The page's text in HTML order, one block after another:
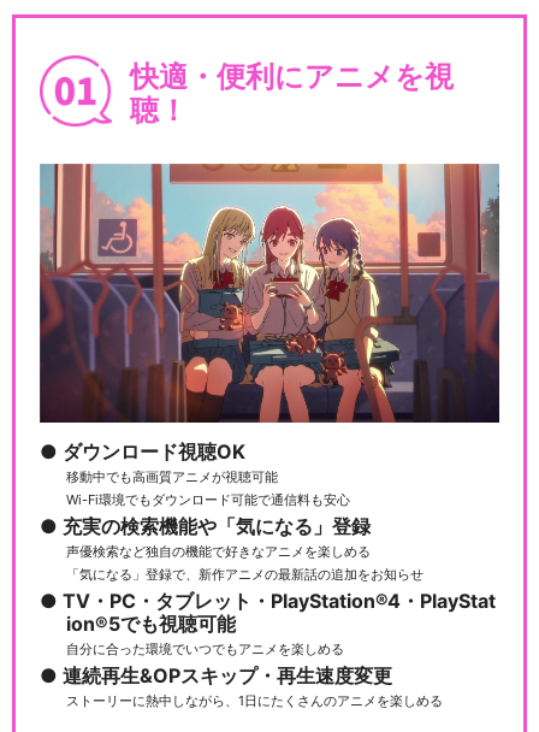
快適・便利にアニメを視
聴！
ダウンロード視聴OK
移動中でも高画質アニメが視聴可能
Wi-Fi環境でもダウンロード可能で通信料も安心
充実の検索機能や「気になる」登録
声優検索など独自の機能で好きなアニメを楽しめる
「気になる」登録で、新作アニメの最新話の追加をお知らせ
TV・PC・タブレット・PlayStation®4・PlayStat
ion®5でも視聴可能
自分に合った環境でいつでもアニメを楽しめる
連続再生&OPスキップ・再生速度変更
ストーリーに熱中しながら、1日にたくさんのアニメを楽しめる